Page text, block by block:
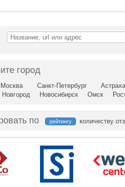
город
Москва Санкт-Петербург
Новосибирск Омск
по рейтингу количеству